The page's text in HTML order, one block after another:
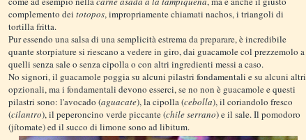
complemento dei totopos, impropriamente chiamati nachos, i triangoli di
tortilla fritta.
Pur essendo una salsa di una semplicità estrema da preparare, è incredibile
quante storpiature si riescano a vedere in giro, dai guacamole col prezzemolo a
quelli senza sale o senza cipolla o con altri ingredienti messi a caso.
No signori, il guacamole poggia su alcuni pilastri fondamentali e su alcuni altri
opzionali, ma i fondamentali devono esserci, se no non è guacamole e questi
pilastri sono: l'avocado (aguacate), la cipolla (cebolla), il coriandolo fresco
(cilantro), il peperoncino verde piccante (chile serrano) e il sale. Il pomodoro
(jítomate) ed il succo di limone sono ad libitum.